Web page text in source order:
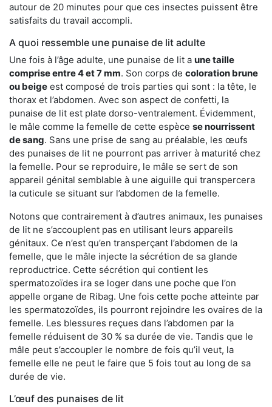
autour de 20 minutes pour que ces insectes puissent être
satisfaits du travail accompli.
A quoi ressemble une punaise de lit adulte
Une fois à l’âge adulte, une punaise de lit a une taille
comprise entre 4 et 7 mm. Son corps de coloration brune
ou beige est composé de trois parties qui sont : la tête, le
thorax et l’abdomen. Avec son aspect de confetti, la
punaise de lit est plate dorso-ventralement. Évidemment,
le mâle comme la femelle de cette espèce se nourrissent
de sang. Sans une prise de sang au préalable, les œufs
des punaises de lit ne pourront pas arriver à maturité chez
la femelle. Pour se reproduire, le mâle se sert de son
appareil génital semblable à une aiguille qui transpercera
la cuticule se situant sur l’abdomen de la femelle.
Notons que contrairement à d’autres animaux, les punaises
de lit ne s’accouplent pas en utilisant leurs appareils
génitaux. Ce n’est qu’en transperçant l’abdomen de la
femelle, que le mâle injecte la sécrétion de sa glande
reproductrice. Cette sécrétion qui contient les
spermatozoïdes ira se loger dans une poche que l’on
appelle organe de Ribag. Une fois cette poche atteinte par
les spermatozoïdes, ils pourront rejoindre les ovaires de la
femelle. Les blessures reçues dans l’abdomen par la
femelle réduisent de 30 % sa durée de vie. Tandis que le
mâle peut s’accoupler le nombre de fois qu’il veut, la
femelle elle ne peut le faire que 5 fois tout au long de sa
durée de vie.
L’œuf des punaises de lit